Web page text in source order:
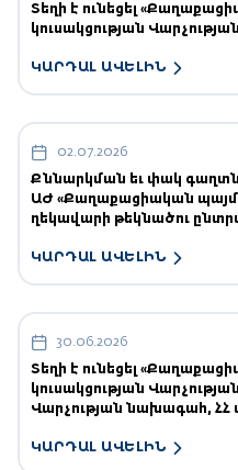
Տեղի է ունեցել
կուսակցության
ԿԱՐԴԱԼ ԱՎԵԼԻՆ
02.07.2026
Քննարկման եւ փակ գաղտնի
ԱԺ «Քաղաքացիական
ղեկավարի թեկնածու
ԿԱՐԴԱԼ ԱՎԵԼԻՆ
30.06.2026
Տեղի է ունեցել
կուսակցության
Վարչության նախագահ, ՀՀ
ԿԱՐԴԱԼ ԱՎԵԼԻՆ